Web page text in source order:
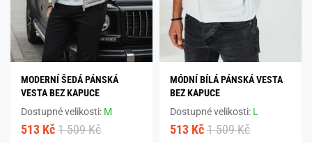
MODERNÍ ŠEDÁ PÁNSKÁ
VESTA BEZ KAPUCE
Dostupné velikosti: M
513 Kč 1 509 Kč
MÓDNÍ BÍLÁ PÁNSKÁ VESTA
BEZ KAPUCE
Dostupné velikosti: L
513 Kč 1 509 Kč